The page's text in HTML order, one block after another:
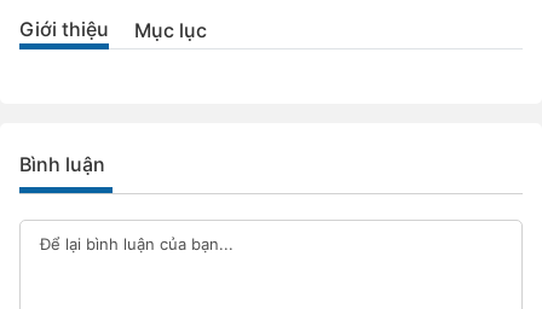
Giới thiệu Mục lục
Bình luận